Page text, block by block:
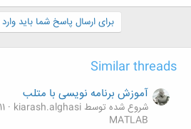
برای ارسال پاسخ شما باید
Similar threads
آموزش برنامه نویسی با متلب
شروع شده توسط kiarash.alghasi
MATLAB